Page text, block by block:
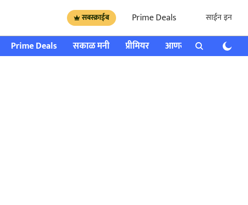
सबस्क्राईब Prime Deals साईन इन
Prime Deals सकाळ मनी प्रीमियर आणखी राशी भविष्य